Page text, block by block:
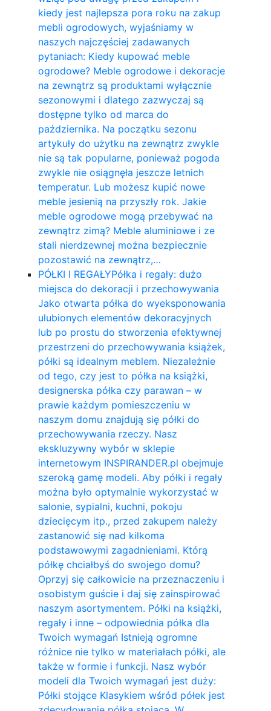
kiedy jest najlepsza pora roku na zakup
mebli ogrodowych, wyjaśniamy w
naszych najczęściej zadawanych
pytaniach: Kiedy kupować meble
ogrodowe? Meble ogrodowe i dekoracje
na zewnątrz są produktami wyłącznie
sezonowymi i dlatego zazwyczaj są
dostępne tylko od marca do
października. Na początku sezonu
artykuły do ​​użytku na zewnątrz zwykle
nie są tak popularne, ponieważ pogoda
zwykle nie osiągnęła jeszcze letnich
temperatur. Lub możesz kupić nowe
meble jesienią na przyszły rok. Jakie
meble ogrodowe mogą przebywać na
zewnątrz zimą? Meble aluminiowe i ze
stali nierdzewnej można bezpiecznie
pozostawić na zewnątrz,…
PÓŁKI I REGAŁYPółka i regały: dużo
miejsca do dekoracji i przechowywania
Jako otwarta półka do wyeksponowania
ulubionych elementów dekoracyjnych
lub po prostu do stworzenia efektywnej
przestrzeni do przechowywania książek,
półki są idealnym meblem. Niezależnie
od tego, czy jest to półka na książki,
designerska półka czy parawan – w
prawie każdym pomieszczeniu w
naszym domu znajdują się półki do
przechowywania rzeczy. Nasz
ekskluzywny wybór w sklepie
internetowym INSPIRANDER.pl obejmuje
szeroką gamę modeli. Aby półki i regały
można było optymalnie wykorzystać w
salonie, sypialni, kuchni, pokoju
dziecięcym itp., przed zakupem należy
zastanowić się nad kilkoma
podstawowymi zagadnieniami. Którą
półkę chciałbyś do swojego domu?
Oprzyj się całkowicie na przeznaczeniu i
osobistym guście i daj się zainspirować
naszym asortymentem. Półki na książki,
regały i inne – odpowiednia półka dla
Twoich wymagań Istnieją ogromne
różnice nie tylko w materiałach półki, ale
także w formie i funkcji. Nasz wybór
modeli dla Twoich wymagań jest duży:
Półki stojące Klasykiem wśród półek jest